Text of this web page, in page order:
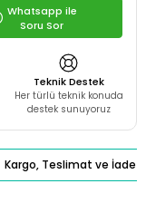
Whatsapp ile
Soru Sor
Teknik Destek
Her türlü teknik konuda
destek sunuyoruz
Kargo, Teslimat ve İade